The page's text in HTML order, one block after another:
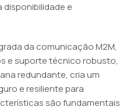
disponibilidade e
da comunicação M2M,
e suporte técnico robusto,
redundante, cria um
e resiliente para
são fundamentais